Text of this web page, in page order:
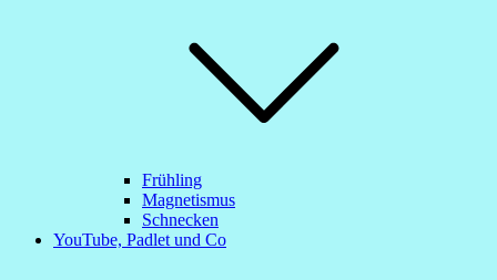
Frühling
Magnetismus
Schnecken
YouTube, Padlet und Co